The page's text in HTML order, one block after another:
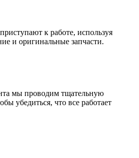
к работе, используя
и оригинальные запчасти.
мы проводим тщательную
убедиться, что все работает